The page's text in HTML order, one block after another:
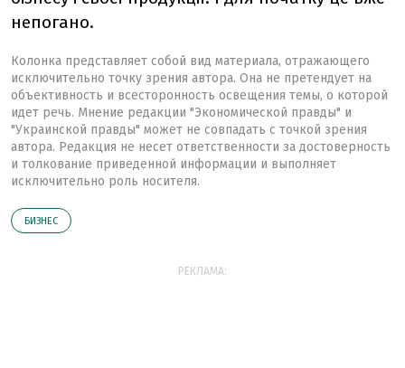
непогано.
Колонка представляет собой вид материала, отражающего
исключительно точку зрения автора. Она не претендует на
объективность и всесторонность освещения темы, о которой
идет речь. Мнение редакции "Экономической правды" и
"Украинской правды" может не совпадать с точкой зрения
автора. Редакция не несет ответственности за достоверность
и толкование приведенной информации и выполняет
исключительно роль носителя.
БИЗНЕС
РЕКЛАМА: